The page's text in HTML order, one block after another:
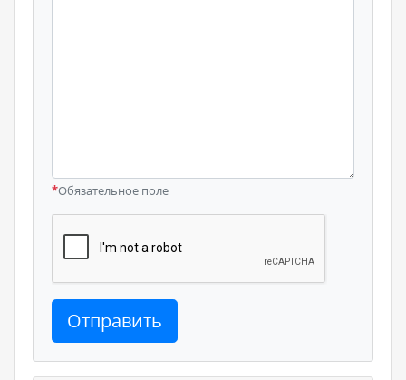
*Обязательное поле
Отправить